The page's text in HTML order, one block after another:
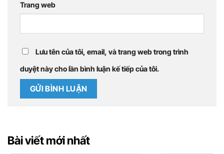
Trang web
Lưu tên của tôi, email, và trang web trong trình
duyệt này cho lần bình luận kế tiếp của tôi.
Bài viết mới nhất